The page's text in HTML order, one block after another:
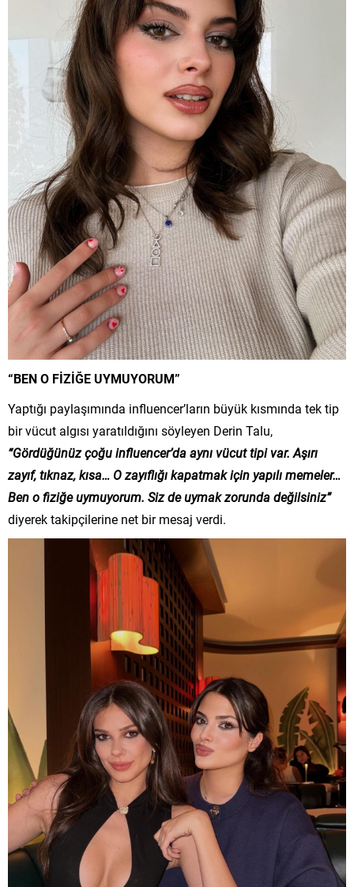
“BEN O FİZİĞE UYMUYORUM”
Yaptığı paylaşımında influencer’ların büyük kısmında tek tip
bir vücut algısı yaratıldığını söyleyen Derin Talu,
“Gördüğünüz çoğu influencer’da aynı vücut tipi var. Aşırı
zayıf, tıknaz, kısa… O zayıflığı kapatmak için yapılı memeler…
Ben o fiziğe uymuyorum. Siz de uymak zorunda değilsiniz”
diyerek takipçilerine net bir mesaj verdi.